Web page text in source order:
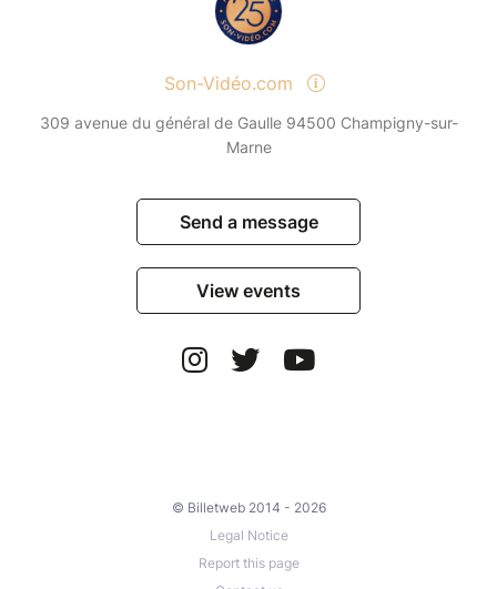
Son-Vidéo.com
309 avenue du général de Gaulle 94500 Champigny-sur-
Marne
Send a message
View events
© Billetweb 2014 - 2026
Legal Notice
Report this page